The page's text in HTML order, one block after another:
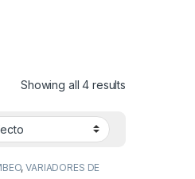
Showing all 4 results
,VARIADORES DE